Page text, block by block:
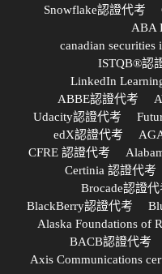
Snowflake認證代考
ABA
canadian securities
ISTQB®認
LinkedIn
ABBE認證代考
Udacity認證代考
edX認證代考
CFRE 認證代考
Certinia 認證代考
Brocade認證代
BlackBerry認證代考
Alaska Foundations of
BACB認證代考
Axis Communications